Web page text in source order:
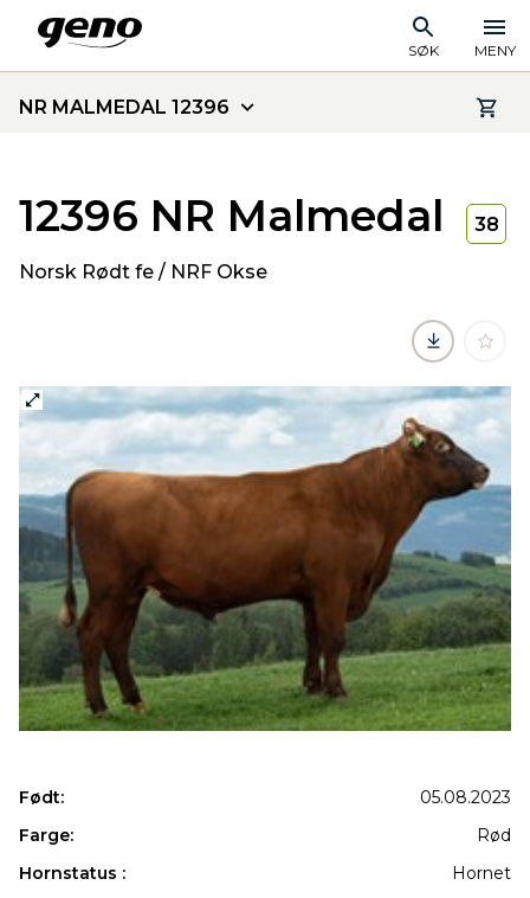
SØK MENY
NR MALMEDAL 12396
12396 NR Malmedal
Norsk Rødt fe / NRF Okse
38
Født:
05.08.2023
Farge:
Rød
Hornstatus :
Hornet